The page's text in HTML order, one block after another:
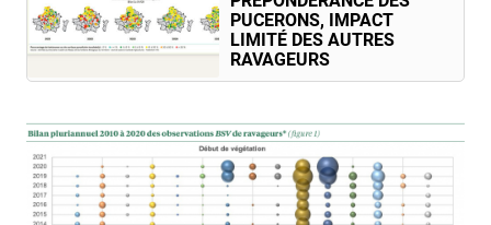
PUCERONS, IMPACT
LIMITÉ DES AUTRES
RAVAGEURS